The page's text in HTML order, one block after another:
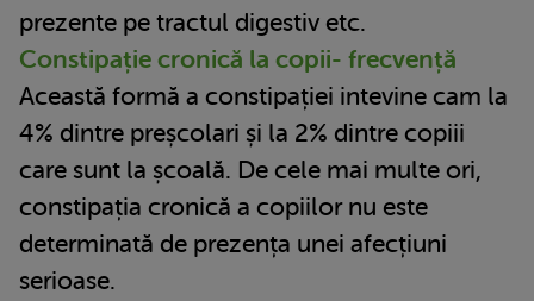
prezente pe tractul digestiv etc.
Constipație cronică la copii- frecvență
Această formă a constipației intevine cam la
4% dintre preșcolari și la 2% dintre copiii
care sunt la școală. De cele mai multe ori,
constipația cronică a copiilor nu este
determinată de prezența unei afecțiuni
serioase.